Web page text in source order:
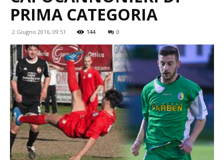
PRIMA CATEGORIA
2 Giugno 2016, 09:51 144 0